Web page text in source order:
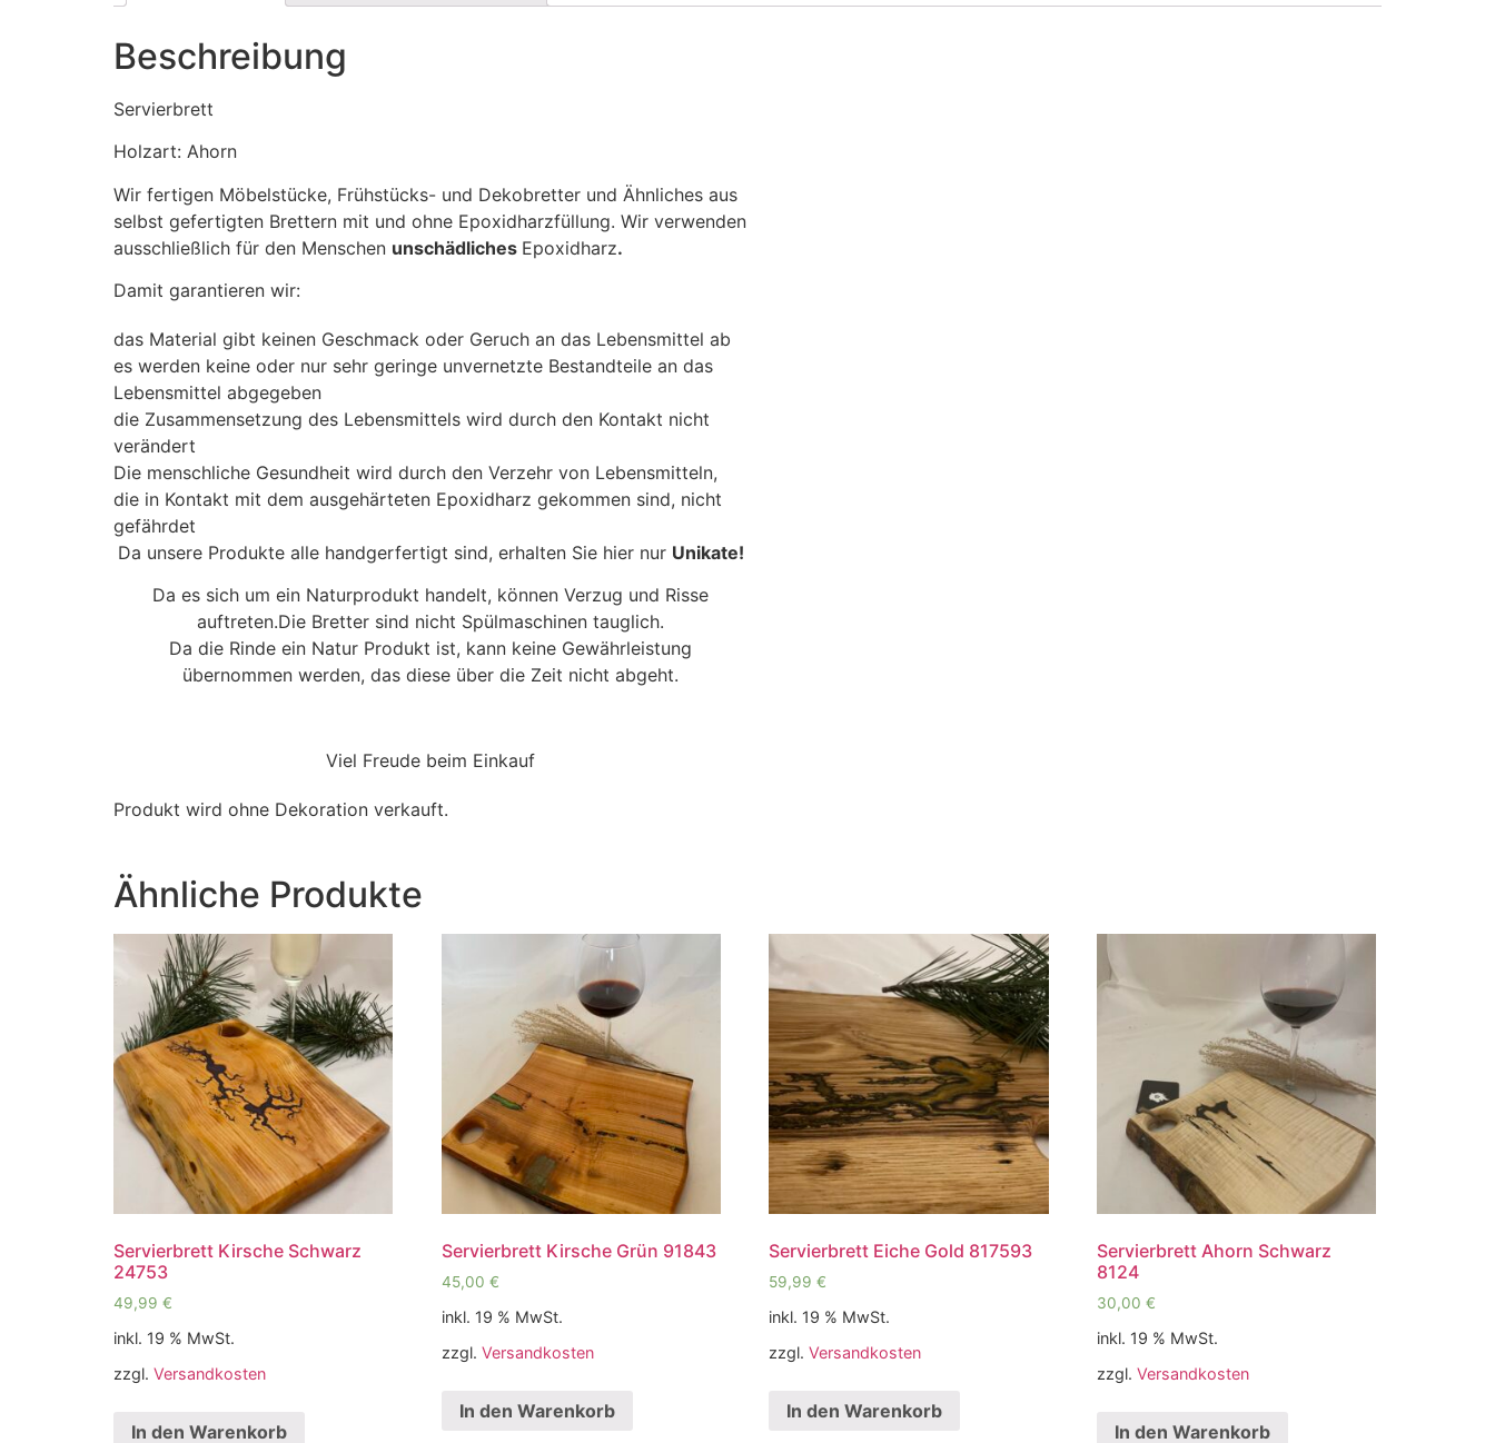
Beschreibung
Servierbrett
Holzart: Ahorn
Wir fertigen Möbelstücke, Frühstücks- und Dekobretter und Ähnliches aus
selbst gefertigten Brettern mit und ohne Epoxidharzfüllung. Wir verwenden
ausschließlich für den Menschen unschädliches Epoxidharz.
Damit garantieren wir:
das Material gibt keinen Geschmack oder Geruch an das Lebensmittel ab
es werden keine oder nur sehr geringe unvernetzte Bestandteile an das
Lebensmittel abgegeben
die Zusammensetzung des Lebensmittels wird durch den Kontakt nicht
verändert
Die menschliche Gesundheit wird durch den Verzehr von Lebensmitteln,
die in Kontakt mit dem ausgehärteten Epoxidharz gekommen sind, nicht
gefährdet
Da unsere Produkte alle handgerfertigt sind, erhalten Sie hier nur Unikate!
Da es sich um ein Naturprodukt handelt, können Verzug und Risse
auftreten.Die Bretter sind nicht Spülmaschinen tauglich.
Da die Rinde ein Natur Produkt ist, kann keine Gewährleistung
übernommen werden, das diese über die Zeit nicht abgeht.
Viel Freude beim Einkauf
Produkt wird ohne Dekoration verkauft.
Ähnliche Produkte
Servierbrett Kirsche Schwarz
24753
49,99 €
inkl. 19 % MwSt.
zzgl. Versandkosten
In den Warenkorb
Servierbrett Kirsche Grün 91843
45,00 €
inkl. 19 % MwSt.
zzgl. Versandkosten
In den Warenkorb
Servierbrett Eiche Gold 817593
59,99€
inkl. 19 % MwSt.
zzgl.Versandkosten
In den Warenkorb
Servierbrett Ahorn Schwarz
8124
30,00€
inkl. 19 % MwSt.
zzgl.Versandkosten
In den Warenkorb